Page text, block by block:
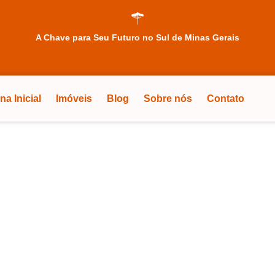
A Chave para Seu Futuro no Sul de Minas Gerais
Inicial Imóveis Blog Sobre nós Contato